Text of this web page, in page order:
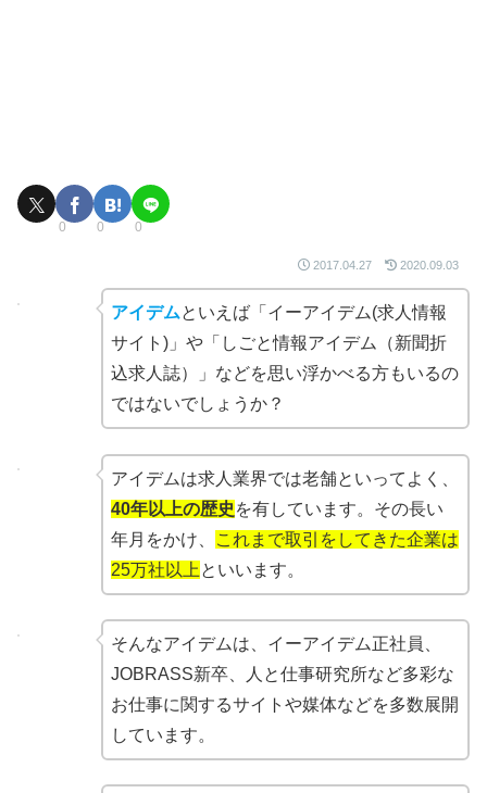
0 0 0
2017.04.27 2020.09.03
アイデムといえば「イーアイデム(求人情報
サイト)」や「しごと情報アイデム（新聞折
込求人誌）」などを思い浮かべる方もいるの
ではないでしょうか？
アイデムは求人業界では老舗といってよく、
40年以上の歴史 を有しています。その長い
年月をかけ、
これまで取引をしてきた企業は
25万社以上 といいます。
そんなアイデムは、イーアイデム正社員、
JOBRASS新卒、人と仕事研究所など多彩な
お仕事に関するサイトや媒体などを多数展開
しています。